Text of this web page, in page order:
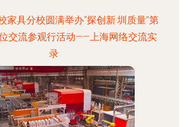
家具分校圆满举办“探创新·圳质量”第
交流参观行活动——上海网络交流实
录